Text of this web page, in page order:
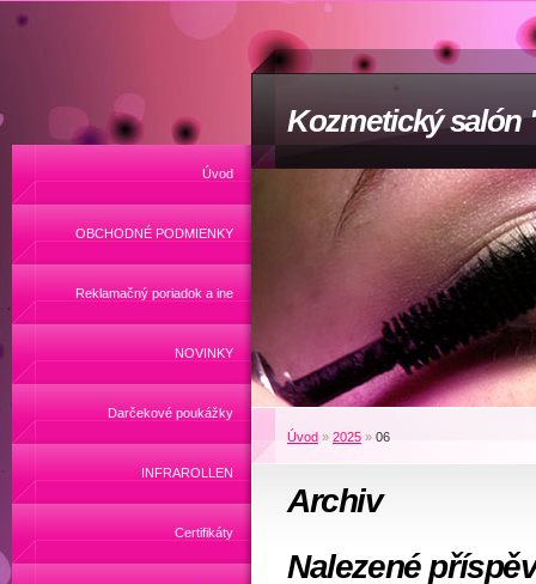
Kozmetický salón
Úvod
OBCHODNÉ PODMIENKY
Reklamačný poriadok a ine
NOVINKY
Darčekové poukážky
INFRAROLLEN
Certifikáty
Úvod » 2025 » 06
Archiv
Nalezené